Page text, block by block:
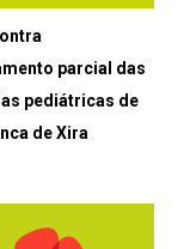
parcial das
pediátricas de
de Xira